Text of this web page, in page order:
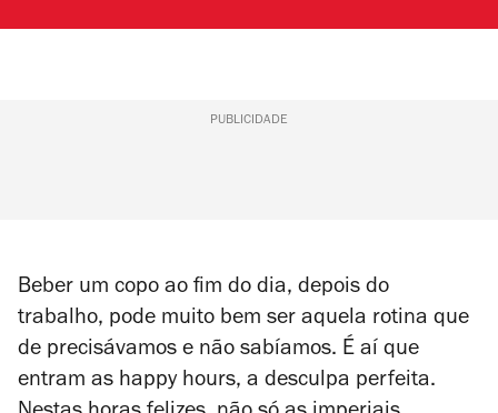
PUBLICIDADE
Beber um copo ao fim do dia, depois do
trabalho, pode muito bem ser aquela rotina que
de precisávamos e não sabíamos. É aí que
entram as happy hours, a desculpa perfeita.